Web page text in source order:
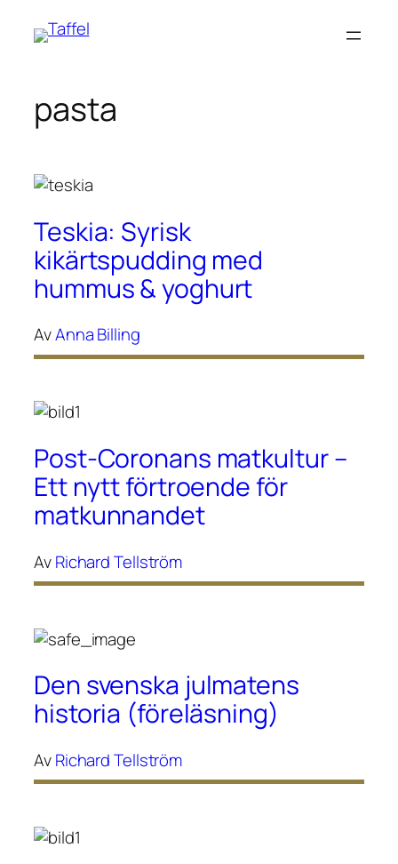
Hoppa
pasta
Teskia: Syrisk
kikärtspudding med
hummus & yoghurt
AvAnna Billing
Post-Coronans matkultur –
Ett nytt förtroende för
matkunnandet
AvRichard Tellström
Den svenska julmatens
historia (föreläsning)
AvRichard Tellström